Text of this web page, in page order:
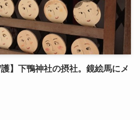
護】下鴨神社の摂社。鏡絵馬にメ